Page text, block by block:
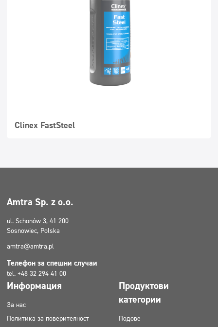
Миещи се повърхности
Clinex FastSteel
Amtra Sp. z o.o.
ul. Schonów 3, 41-200
Sosnowiec, Polska
amtra@amtra.pl
Телефон за спешни случаи
tel. +48 32 294 41 00
Информация
За нас
Политика за поверителност
Продуктови
категории
Подове